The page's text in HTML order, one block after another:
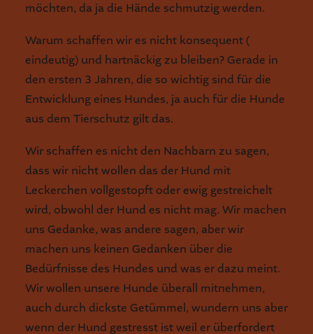
möchten, da ja die Hände schmutzig werden.
Warum schaffen wir es nicht konsequent (
eindeutig) und hartnäckig zu bleiben? Gerade in
den ersten 3 Jahren, die so wichtig sind für die
Entwicklung eines Hundes, ja auch für die Hunde
aus dem Tierschutz gilt das.
Wir schaffen es nicht den Nachbarn zu sagen,
dass wir nicht wollen das der Hund mit
Leckerchen vollgestopft oder ewig gestreichelt
wird, obwohl der Hund es nicht mag. Wir machen
uns Gedanke, was andere sagen, aber wir
machen uns keinen Gedanken über die
Bedürfnisse des Hundes und was er dazu meint.
Wir wollen unsere Hunde überall mitnehmen,
auch durch dickste Getümmel, wundern uns aber
wenn der Hund gestresst ist weil er überfordert